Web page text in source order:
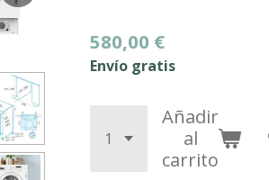
580,00 €
Envío gratis
Añadir
al
carrito